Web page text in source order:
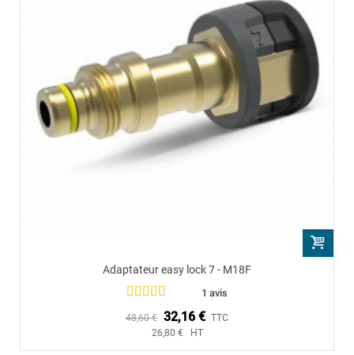
Adaptateur easy lock 7 - M18F
1 avis
48,60 € 32,16 € TTC
26,80 € HT